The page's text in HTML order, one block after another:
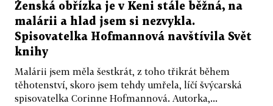
Ženská obřízka je v Keni stále běžná, na
malárii a hlad jsem si nezvykla.
Spisovatelka Hofmannová navštívila Svět
knihy
Malárii jsem měla šestkrát, z toho třikrát během
těhotenství, skoro jsem tehdy umřela, líčí švýcarská
spisovatelka Corinne Hofmannová. Autorka,...